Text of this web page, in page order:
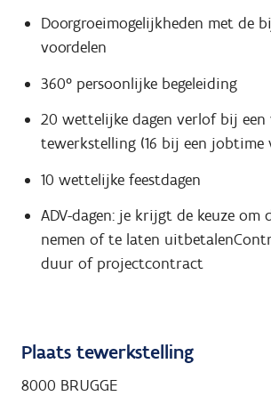
Doorgroeimogelijkheden met de
voordelen
360° persoonlijke begeleiding
20 wettelijke dagen verlof bij
tewerkstelling (16 bij een jobtime
10 wettelijke feestdagen
ADV-dagen: je krijgt de keuze om
nemen of te laten
duur of projectcontract
Plaats tewerkstelling
8000 BRUGGE